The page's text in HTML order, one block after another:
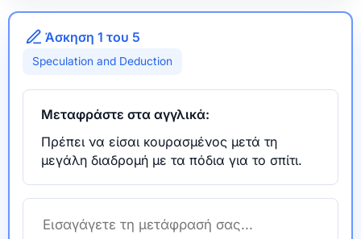
Άσκηση 1 του 5
Speculation and Deduction
Μεταφράστε στα αγγλικά:
Πρέπει να είσαι κουρασμένος μετά τη
μεγάλη διαδρομή με τα πόδια για το σπίτι.